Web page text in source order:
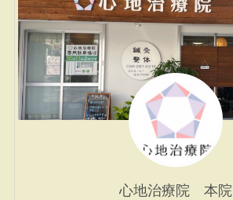
心地治療院 本院